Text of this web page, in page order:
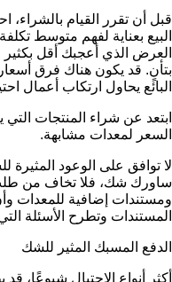
قبل أن تقرر القيام
البيع بعناية لفهم متوسط
العرض الذي أعجبك أقل
بتأنٍ. قد يكون هناك فرق
البائع يحاول ارتكاب أعمال
ابتعد عن شراء المنتجات
السعر لمعدات مشابهة.
لا توافق على الوعود
ساورك شك، فلا تخاف من
ومستندات إضافية للمعدات
المستندات وتطرح الأسئلة
الدفع المسبك المثير للشك
أكثر أنواع الاحتيال شيوعًا،